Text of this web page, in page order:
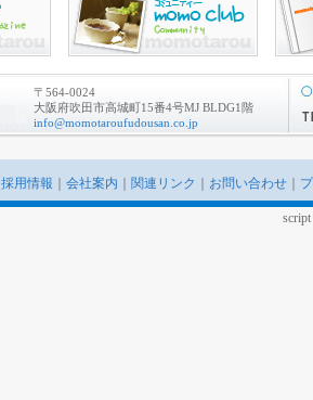
〒564-0024
大阪府吹田市高城町15番4号MJ BLDG1階
info@momotaroufudousan.co.jp
採用情報 会社案内 関連リンク お問い合わせ